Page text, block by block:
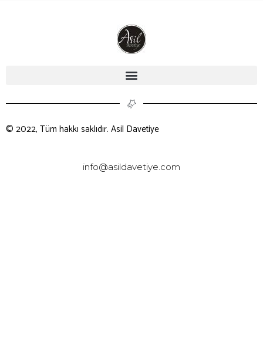
© 2022, Tüm hakkı saklıdır. Asil Davetiye
info@asildavetiye.com